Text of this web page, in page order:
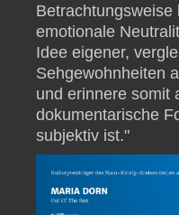
emotionale
Idee eigener,
Sehgewohnheiten
und erinnere somit
dokumentarische
subjektiv ist."